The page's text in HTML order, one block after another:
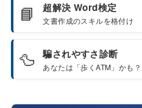
📘 超解決 Word検定
文書作成のスキルを格付け
🦆 騙されやすさ診断
あなたは「歩くATM」かも？